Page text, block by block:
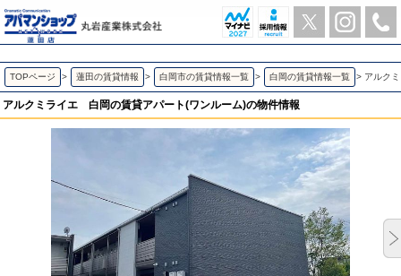
アルクミライエ 白岡のワンルーム賃貸アパート | アパマンショップ蓮田店-丸岩産業株式会社-
TOPページ > 蓮田の賃貸情報 > 白岡市の賃貸情報一覧 > 白岡の賃貸情報一覧 > アルク
アルクミライエ 白岡の賃貸アパート(ワンルーム)の物件情報